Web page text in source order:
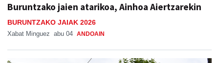
Buruntzako jaien atarikoa, Ainhoa Aiertzarekin
BURUNTZAKO JAIAK 2026
Xabat Minguez abu 04 ANDOAIN